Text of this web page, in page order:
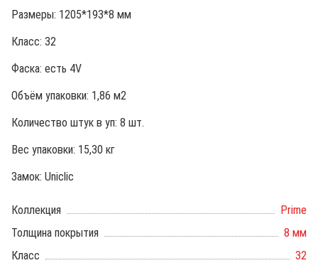
Размеры: 1205*193*8 мм
Класс: 32
Фаска: есть 4V
Объём упаковки: 1,86 м2
Количество штук в уп: 8 шт.
Вес упаковки: 15,30 кг
Замок: Uniclic
Коллекция
Prime
Толщина покрытия
8 мм
Класс
32